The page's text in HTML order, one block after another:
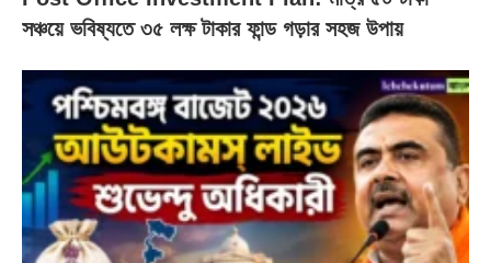
সঞ্চয়ে ভবিষ্যতে ৩৫ লক্ষ টাকার ফান্ড গড়ার সহজ উপায়